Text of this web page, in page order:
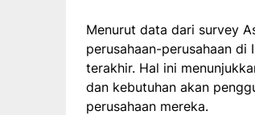
Menurut data dari survey
perusahaan-perusahaan
terakhir. Hal ini
dan kebutuhan akan
perusahaan mereka.